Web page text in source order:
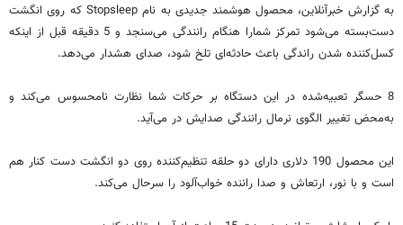
به گزارش خبرآنلاین، محصول هوشمند جدیدی به نام Stopsleep که روی انگشت
دست‌بسته می‌شود تمرکز شمارا هنگام رانندگی می‌سنجد و 5 دقیقه قبل از اینکه
کسل‌کننده شدن راندگی باعث حادثه‌ای تلخ شود، صدای هشدار می‌دهد.
8 حسگر تعبیه‌شده در این دستگاه بر حرکات شما نظارت نامحسوس می‌کند و
به‌محض تغییر الگوی نرمال رانندگی صدایش در می‌آید.
این محصول 190 دلاری دارای دو حلقه تنظیم‌کننده روی دو انگشت دست کنار هم
است و با نور، ارتعاش و صدا راننده خواب‌آلود را سرحال می‌کند.